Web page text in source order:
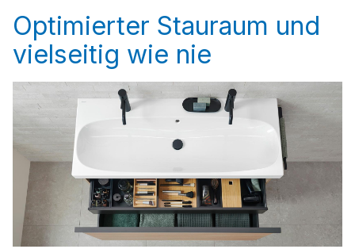
Optimierter Stauraum und
vielseitig wie nie